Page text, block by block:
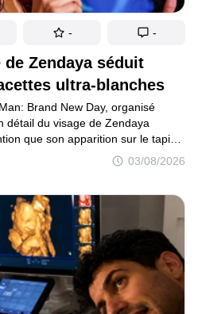
Zendaya séduit
ultra-blanches
03/08/2026
Brand New Day, organisé
détail du visage de Zendaya
que son apparition sur le tapis
diffusées dès le lendemain
positives sur les réseaux sociaux,
uniformes souvent
juillet, une publication comparant
", ces facettes très blanches
à alimenter la discussion.
ensuite repris ces réactions,
de vues, de commentaires
avec certitude d’un
- -